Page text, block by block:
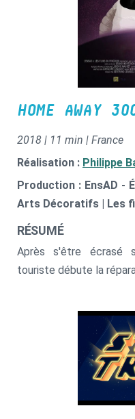
HOME AWAY
2018 | 11 min | France
Réalisation : Philippe
Production : EnsAD -
Arts Décoratifs | Les
RÉSUMÉ
Après s'être écrasé
touriste débute la